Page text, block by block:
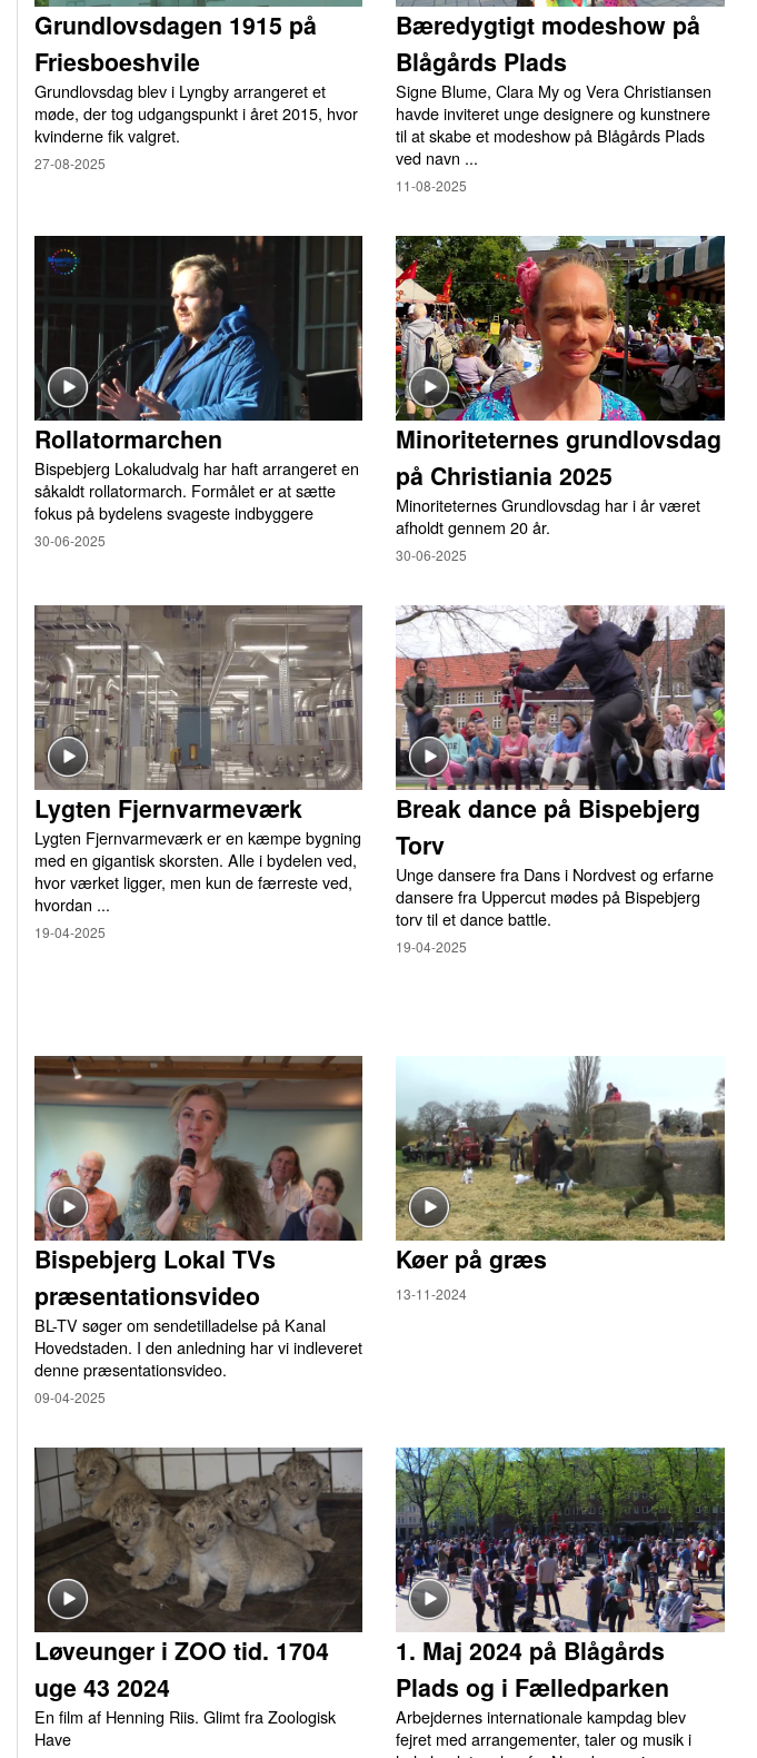
Grundlovsdagen 1915 på
Friesboeshvile
Grundlovsdag blev i Lyngby arrangeret et
møde, der tog udgangspunkt i året 2015, hvor
kvinderne fik valgret.
27-08-2025
Bæredygtigt modeshow på
Blågårds Plads
Signe Blume, Clara My og Vera Christiansen
havde inviteret unge designere og kunstnere
til at skabe et modeshow på Blågårds Plads
ved navn ...
11-08-2025
Rollatormarchen
Bispebjerg Lokaludvalg har haft arrangeret en
såkaldt rollatormarch. Formålet er at sætte
fokus på bydelens svageste indbyggere
30-06-2025
Minoriteternes grundlovsdag
på Christiania 2025
Minoriteternes Grundlovsdag har i år været
afholdt gennem 20 år.
30-06-2025
Lygten Fjernvarmeværk
Lygten Fjernvarmeværk er en kæmpe bygning
med en gigantisk skorsten. Alle i bydelen ved,
hvor værket ligger, men kun de færreste ved,
hvordan ...
19-04-2025
Break dance på Bispebjerg
Torv
Unge dansere fra Dans i Nordvest og erfarne
dansere fra Uppercut mødes på Bispebjerg
torv til et dance battle.
19-04-2025
Bispebjerg Lokal TVs
præsentationsvideo
BL-TV søger om sendetilladelse på Kanal
Hovedstaden. I den anledning har vi indleveret
denne præsentationsvideo.
09-04-2025
Køer på græs
13-11-2024
Løveunger i ZOO tid. 1704
uge 43 2024
En film af Henning Riis. Glimt fra Zoologisk
Have
1. Maj 2024 på Blågårds
Plads og i Fælledparken
Arbejdernes internationale kampdag blev
fejret med arrangementer, taler og musik i